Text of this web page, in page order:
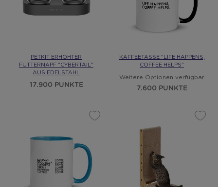
PETKIT ERHÖHTER
FUTTERNAPF "CYBERTAIL"
AUS EDELSTAHL
17.900 PUNKTE
KAFFEETASSE "LIFE HAPPENS,
COFFEE HELPS"
Weitere Optionen verfügbar
7.600 PUNKTE